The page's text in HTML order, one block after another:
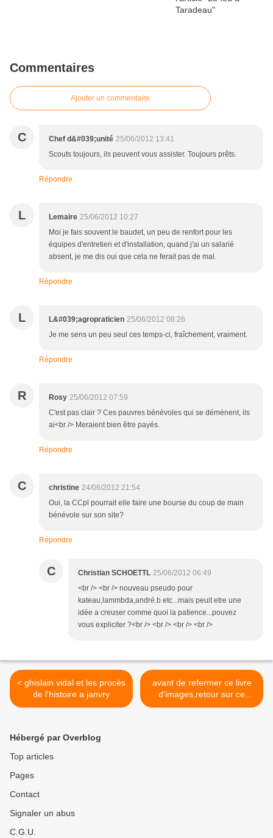
Commentaires
Ajouter un commentaire
C Chef d&#039;unité 25/06/2012 13:41
Scouts toujours, ils peuvent vous assister. Toujours prêts.
Répondre
L Lemaire 25/06/2012 10:27
Moi je fais souvent le baudet, un peu de renfort pour les
équipes d'entretien et d'installation, quand j'ai un salarié
absent, je me dis oui que cela ne ferait pas de mal.
Répondre
L L&#039;agropraticien 25/06/2012 08:26
Je me sens un peu seul ces temps-ci, fraîchement, vraiment.
Répondre
R Rosy 25/06/2012 07:59
C'est pas clair ? Ces pauvres bénévoles qui se démènent, ils
ai<br /> Meraient bien être payés.
Répondre
C christine 24/06/2012 21:54
Oui, la CCpl pourrait elle faire une bourse du coup de main
bénévole sur son site?
Répondre
C Christian SCHOETTL 25/06/2012 06:49
<br /> <br /> nouveau pseudo pour
kateau,lammbda,andré.b etc...mais peuit etre une
idée a creuser comme quoi la patience...pouvez
vous expliciter ?<br /> <br /> <br /> <br />
< ghislain vidal et les procès
de l'histoire a janvry
avant de refermer ce livre
d'images,retour sur ce
deuxiéme dimanche des
Hébergé par Overblog
Top articles
Pages
Contact
Signaler un abus
C.G.U.